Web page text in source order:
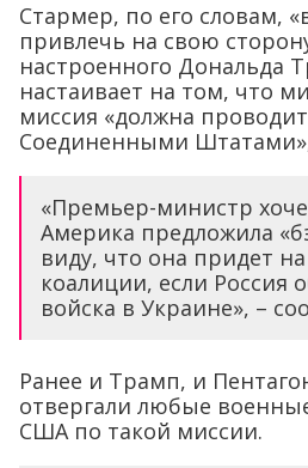
Стармер, по его словам,
привлечь на свою
настроенного Дональда
настаивает на том, что
миссия «должна
Соединенными
«Премьер-министр
Америка предложила
виду, что она придет
коалиции, если Россия
войска в Украине», –
Ранее и Трамп, и
отвергали любые
США по такой миссии.